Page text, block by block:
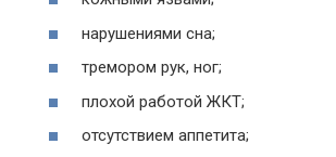
нарушениями сна;
тремором рук, ног;
плохой работой ЖКТ;
отсутствием аппетита;